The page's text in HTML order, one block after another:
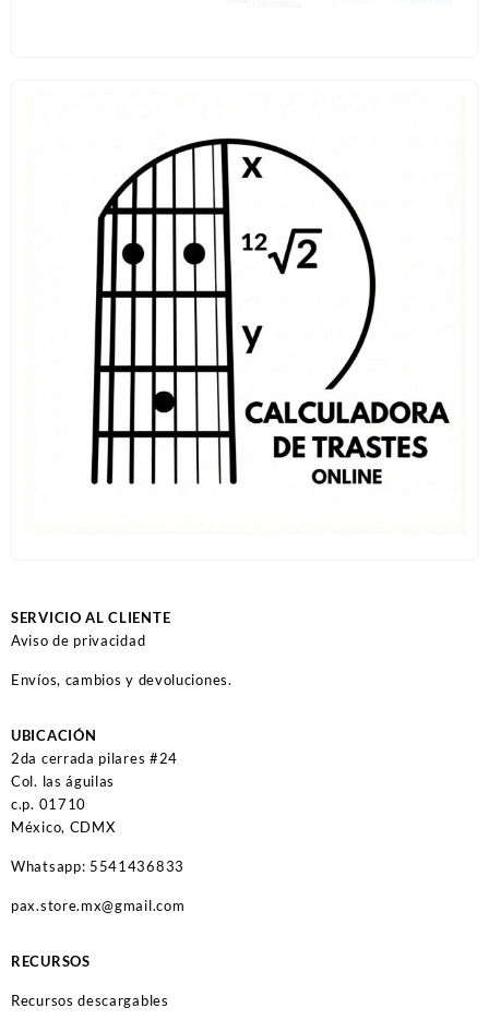
SERVICIO AL CLIENTE
Aviso de privacidad
Envíos, cambios y devoluciones.
UBICACIÓN
2da cerrada pilares #24
Col. las águilas
c.p. 01710
México, CDMX
Whatsapp: 5541436833
pax.store.mx@gmail.com
RECURSOS
Recursos descargables